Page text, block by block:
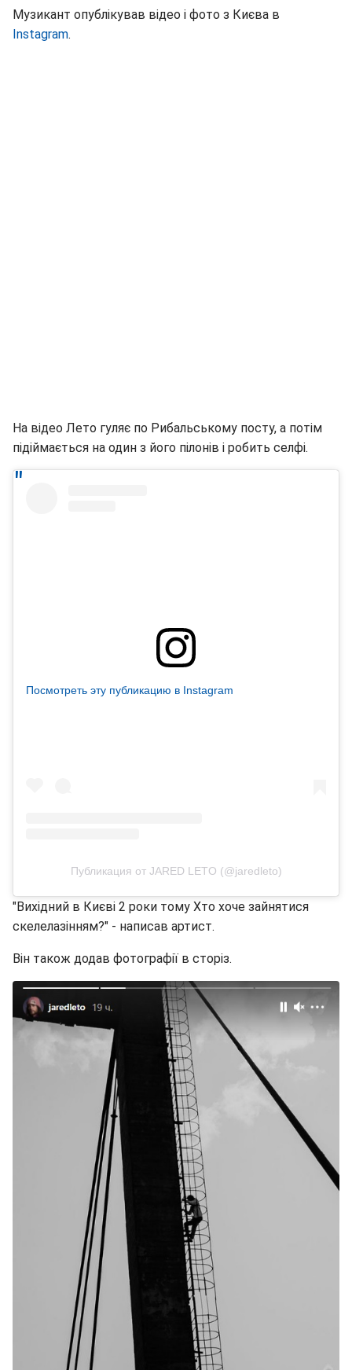
Музикант опублікував відео і фото з Києва в
Instagram.
На відео Лето гуляє по Рибальському посту, а потім
підіймається на один з його пілонів і робить селфі.
Посмотреть эту публикацию в Instagram
Публикация от JARED LETO (@jaredleto)
"Вихідний в Києві 2 роки тому Хто хоче зайнятися
скелелазінням?" - написав артист.
Він також додав фотографії в сторіз.